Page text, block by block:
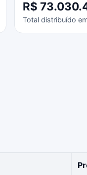
R$
Total distribuído